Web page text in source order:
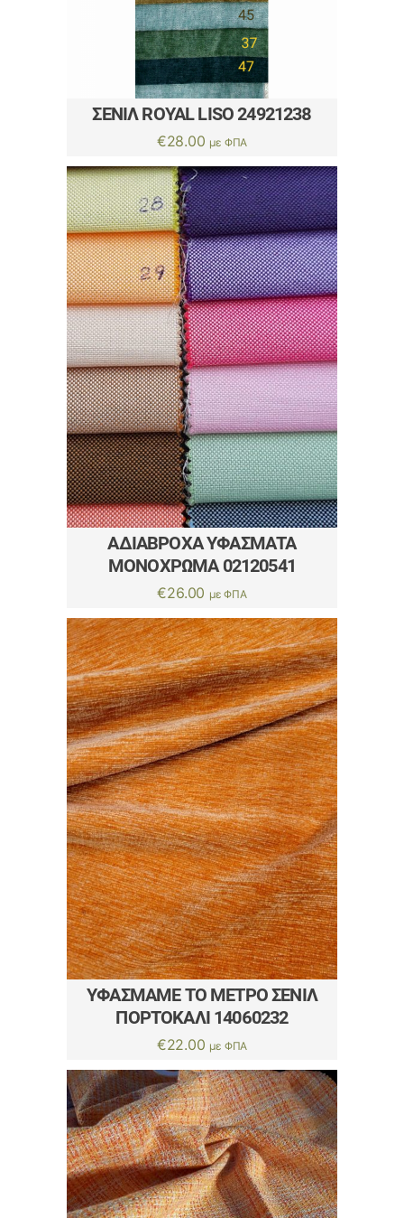
ΣΕΝΊΛ ROYAL LISO 24921238
€28.00 με ΦΠΑ
ΑΔΙΆΒΡΟΧΑ ΥΦΆΣΜΑΤΑ
ΜΟΝΌΧΡΩΜΑ 02120541
€26.00 με ΦΠΑ
ΥΦΑΣΜΑΜΕ ΤΟ ΜΈΤΡΟ ΣΕΝΊΛ
ΠΟΡΤΟΚΑΛΊ 14060232
€22.00 με ΦΠΑ